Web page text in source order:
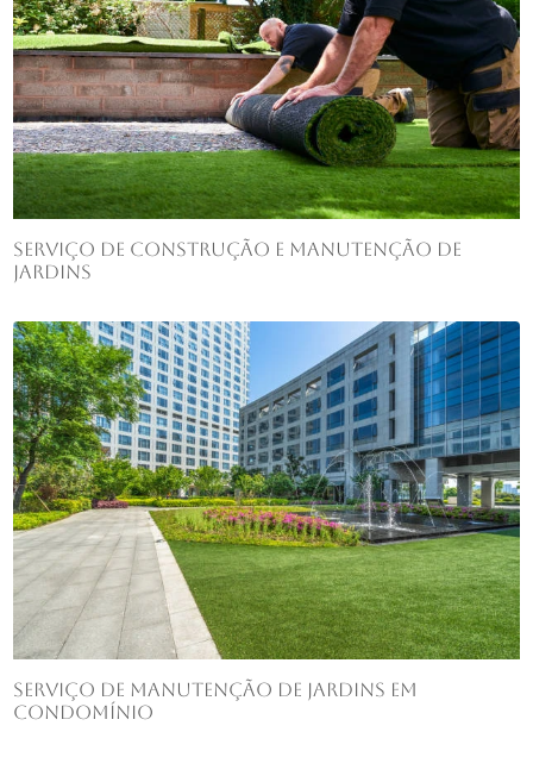
Serviço de construção e manutenção de
jardins
Serviço de manutenção de jardins em
condomínio